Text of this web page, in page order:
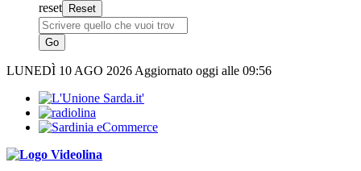
reset
LUNEDÌ 10 AGO 2026 Aggiornato oggi alle 09:56